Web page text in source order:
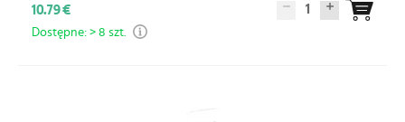
10.79 € 1
Dostępne: > 8 szt.